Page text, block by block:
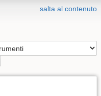
salta al contenuto